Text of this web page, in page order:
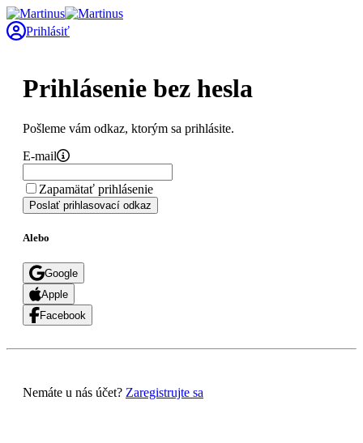
Prihlásiť
Prihlásenie bez hesla
Pošleme vám odkaz, ktorým sa prihlásite.
E-mail
Zapamätať prihlásenie
Poslať prihlasovací odkaz
Alebo
Google
Apple
Facebook
Nemáte u nás účet? Zaregistrujte sa